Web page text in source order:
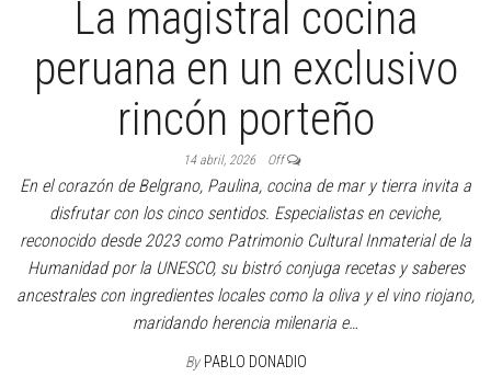
La magistral cocina
peruana en un exclusivo
rincón porteño
14 abril, 2026 Off
En el corazón de Belgrano, Paulina, cocina de mar y tierra invita a
disfrutar con los cinco sentidos. Especialistas en ceviche,
reconocido desde 2023 como Patrimonio Cultural Inmaterial de la
Humanidad por la UNESCO, su bistró conjuga recetas y saberes
ancestrales con ingredientes locales como la oliva y el vino riojano,
maridando herencia milenaria e…
By PABLO DONADIO